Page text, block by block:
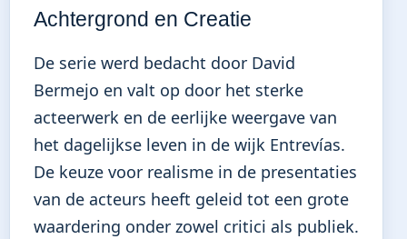
Achtergrond en Creatie
De serie werd bedacht door David
Bermejo en valt op door het sterke
acteerwerk en de eerlijke weergave van
het dagelijkse leven in de wijk Entrevías.
De keuze voor realisme in de presentaties
van de acteurs heeft geleid tot een grote
waardering onder zowel critici als publiek.